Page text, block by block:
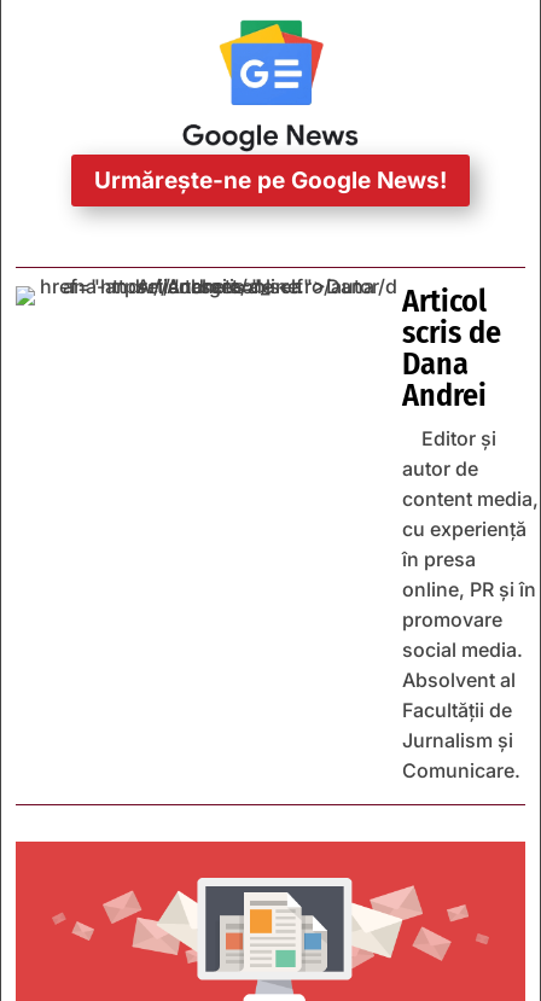
Urmărește-ne pe Google News!
Articol
scris de
Dana
Andrei
Editor și
autor de
content media,
cu experiență
în presa
online, PR și în
promovare
social media.
Absolvent al
Facultății de
Jurnalism și
Comunicare.